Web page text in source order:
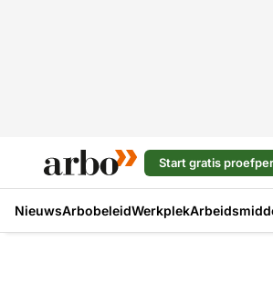
Start gratis
NieuwsArbobeleidWerkplek